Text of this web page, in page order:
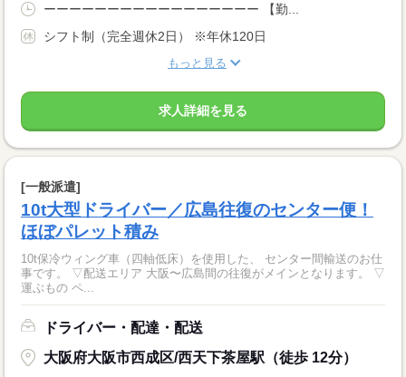
ーーーーーーーーーーーーーーーーー 【勤...
シフト制（完全週休2日） ※年休120日
もっと見る
求人詳細を見る
[一般派遣]
10t大型ドライバー／広島往復のセンター便！
ほぼパレット積み
10t保冷ウィング車（四軸低床）を使用した、 センター間輸送のお仕
事です。 ▽配送エリア 大阪〜広島間の往復がメインとなります。 ▽
運ぶもの ペ...
ドライバー・配達・配送
大阪府大阪市西成区/西天下茶屋駅（徒歩 12分）